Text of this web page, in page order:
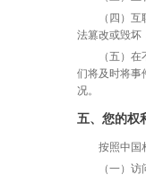
（四）
法篡改或毁坏
（五）
们将及时将事
况。
五、您的权
按照中国
（一）